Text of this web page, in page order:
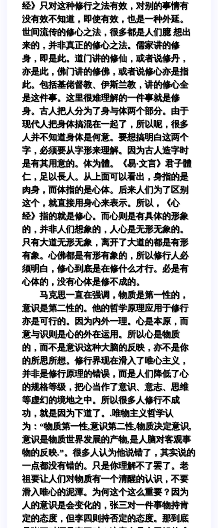
经》只对这种修行之法有效，对别的事情有
没有效不知道，即使有效，也是一种外延。
世间流传的修心之法，很多都是人们臆 想出
来的，并非真正的修心之法。儒家讲的修
身，即是此。道门讲的修仙，或者说修丹，
亦是此，佛门讲的修佛，或者说修心亦是指
此。包括基佬督教、伊斯兰教，讲的修心全
是这件事。这里很难理解的一件事就是修
身。古人把人分为了身与体两个部分。由于
现代人把身体搞混在一起了，所以呢，很多
人并不知道身体是何意。要想搞明白这两个
字，必须要从字形来理解。因为古人造字时
是有其用意的。体为體。《易·文言》君子體
仁，足以長人。从上面可以看出，身指的是
肉身，而体指的是心体。后来人们为了区别
这个，就直接用身心来表示。所以，《心
经》指的就是修心。而心则是有具体的形象
的，并非人们想象的，人心是无形无象的。
只有大道无形无象，离开了大道的都是有形
有象。心佛都是有形有象的，所以修行人必
须明白，修心到底是在修什么才行。必是有
心体的，没有心体是修不成的。
马克思一直在强调，物质是第一性的，
意识是第二性的。他的哲学原理应用于修行
亦是可行的。因为内外一理。心是本原，而
意与识则是心的外在运用。所以心是物质
的，而不是意识这种大脑的反映，亦不是你
的所思所想。修行界现在滑入了唯心主义，
并非是修行原理的错误，而是人们降低了心
的规格等级，把心当作了意识、意志、思维
等虚幻的境地之中。所以很多人修行不成
功，就是因为下道了。.唯物主义哲学认
为：“物质第一性,意识第二性,物质决定意识,
意识是物质世界发展的产物,是人脑对客观事
物的反映.”。很多人认为他说错了，其实说的
一点都没有错的。只是你理解不了罢了。老
祖要让人们对物质有一个清醒的认识，不要
滑入唯心的泥潭。为何这个这么重要？因为
人的意识是会变化的，张三对一件事物持肯
定的态度，但李四则持否定的态度。那到底